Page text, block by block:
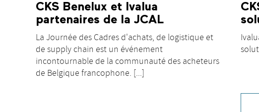
CKS Benelux et Ivalua
partenaires de la JCAL
La Journée des Cadres d'achats, de logistique et
de supply chain est un événement
incontournable de la communauté des acheteurs
de Belgique francophone. [...]